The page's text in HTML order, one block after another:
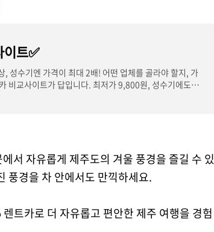
트✅
성수기엔 가격이 최대 2배! 어떤 업체를 골라야 할지, 가
비교사이트가 답입니다. 최저가 9,800원, 성수기에도
서 자유롭게 제주도의 겨울 풍경을 즐길 수 있
풍경을 차 안에서도 만끽하세요.
트카로 더 자유롭고 편안한 제주 여행을 경험